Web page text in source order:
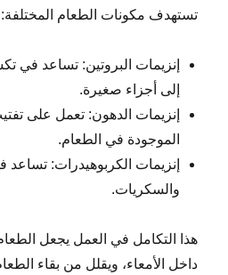
تستهدف مكونات الطعام المختلفة:
إنزيمات البروتين: تساعد في
إلى أجزاء صغيرة.
إنزيمات الدهون: تعمل على
الموجودة في الطعام.
إنزيمات الكربوهيدرات:
والسكريات.
هذا التكامل في العمل يجعل
داخل الأمعاء، ويقلل من بقاء